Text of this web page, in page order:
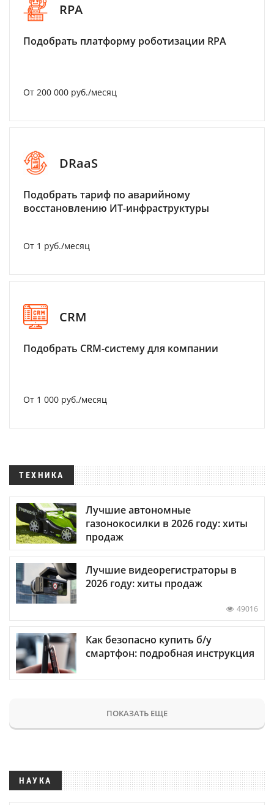
RPA
Подобрать платформу роботизации RPA
От 200 000 руб./месяц
DRaaS
Подобрать тариф по аварийному
восстановлению ИТ-инфраструктуры
От 1 руб./месяц
CRM
Подобрать CRM-систему для компании
От 1 000 руб./месяц
ТЕХНИКА
Лучшие автономные
газонокосилки в 2026 году: хиты
продаж
Лучшие видеорегистраторы в
2026 году: хиты продаж
49016
Как безопасно купить б/у
смартфон: подробная инструкция
ПОКАЗАТЬ ЕЩЕ
НАУКА